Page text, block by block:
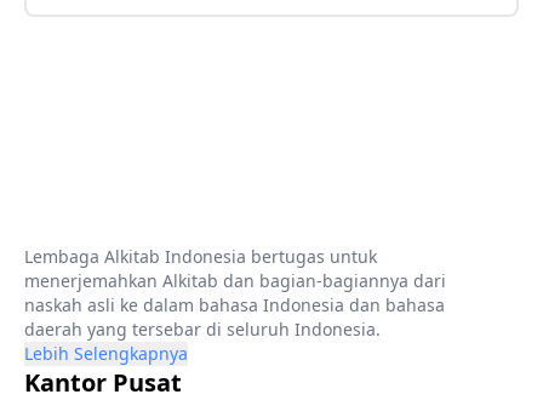
Lembaga Alkitab Indonesia bertugas untuk
menerjemahkan Alkitab dan bagian-bagiannya dari
naskah asli ke dalam bahasa Indonesia dan bahasa
daerah yang tersebar di seluruh Indonesia.
Lebih Selengkapnya
Kantor Pusat